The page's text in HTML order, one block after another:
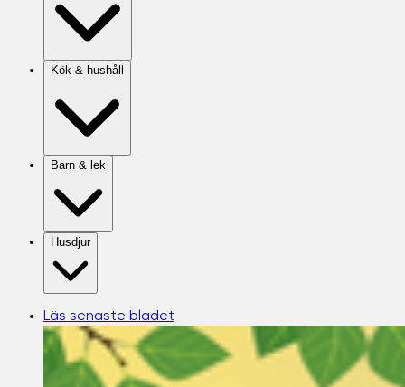
Kök & hushåll
Barn & lek
Husdjur
Läs senaste bladet